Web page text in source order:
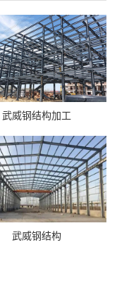
武威钢结构加工
武威钢结构